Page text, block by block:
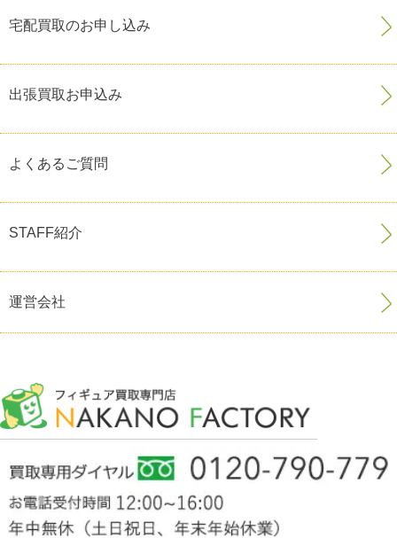
宅配買取のお申し込み
出張買取お申込み
よくあるご質問
STAFF紹介
運営会社